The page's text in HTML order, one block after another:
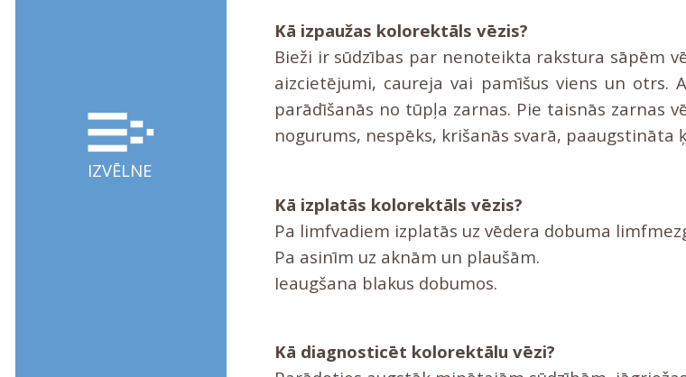
IZVĒLNE
Kā izpaužas kolorektāls vēzis?
Bieži ir sūdzības par nenoteikta rakstura sāpēm
aizcietējumi, caureja vai pamīšus viens un otrs.
parādīšanās no tūpļa zarnas. Pie taisnās zarnas
nogurums, nespēks, krišanās svarā,
Kā izplatās kolorektāls vēzis?
Pa limfvadiem izplatās uz vēdera dobuma
Pa asinīm uz aknām un plaušām.
Ieaugšana blakus dobumos.
Kā diagnosticēt kolorektālu vēzi?